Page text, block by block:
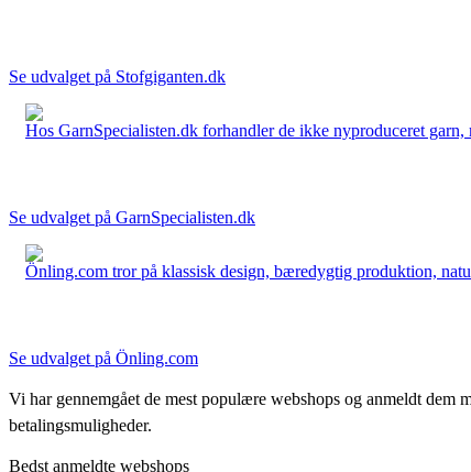
Se udvalget på Stofgiganten.dk
Hos GarnSpecialisten.dk forhandler de ikke nyproduceret
Se udvalget på GarnSpecialisten.dk
Önling.com tror på klassisk design, bæredygtig produktion,
Se udvalget på Önling.com
Vi har gennemgået de mest populære webshops og anmeldt dem
betalingsmuligheder.
Bedst anmeldte webshops